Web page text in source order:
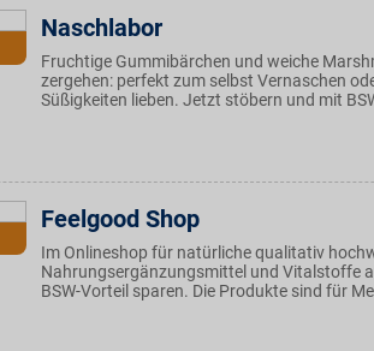
Naschlabor
Fruchtige Gummibärchen und weiche
zergehen: perfekt zum selbst Vernaschen
Süßigkeiten lieben. Jetzt stöbern und mit
Feelgood Shop
Im Onlineshop für natürliche qualitativ
Nahrungsergänzungsmittel und Vitalstoffe
BSW-Vorteil sparen. Die Produkte sind für